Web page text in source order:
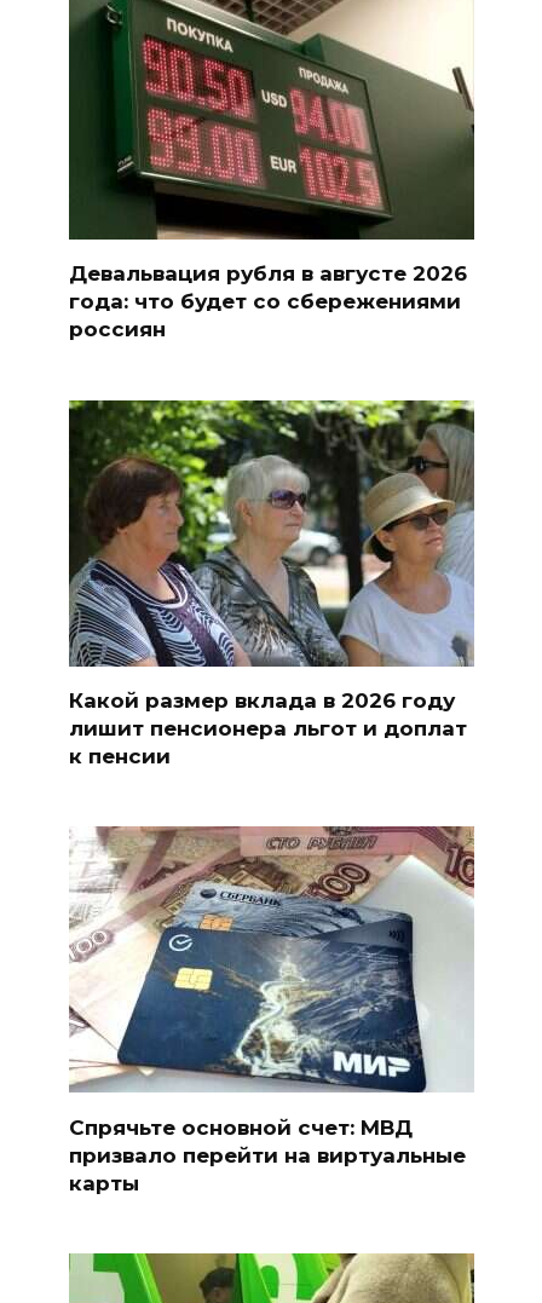
Девальвация рубля в августе 2026
года: что будет со сбережениями
россиян
Какой размер вклада в 2026 году
лишит пенсионера льгот и доплат
к пенсии
Спрячьте основной счет: МВД
призвало перейти на виртуальные
карты